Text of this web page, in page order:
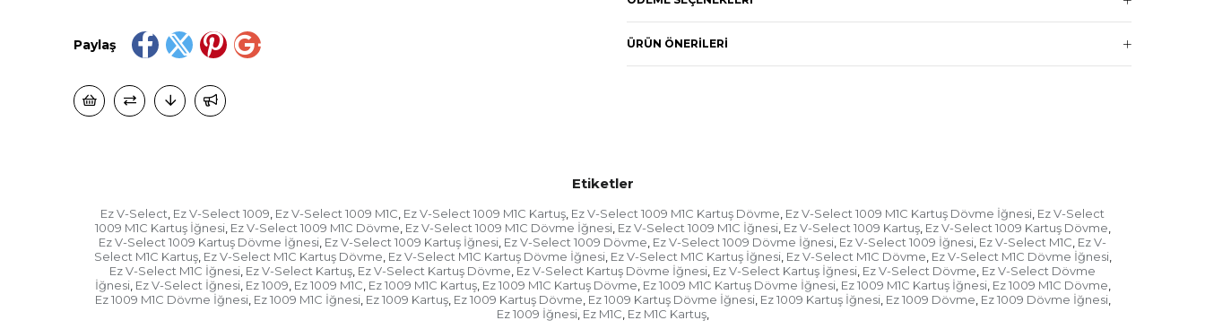
Paylaş
Her vuruşta ciltte pürüzsüz ve optimum doygunluk sunmak için zarın
gerginliğini dengeler.
V-select ile sofistike dövme keşfedin.
Mürekkep akışı evrimi
V sistemi ile potansiyel mürekkep sıçrama sorunu % 75% azaltıldı ve yeni (tüm
yuvarlak) kartuş kabuk tasarımı ekstra bir 20% mürekkep depolama
ÜRÜN ÖNERILERI
Etiketler
Ez V-Select, Ez V-Select 1009, Ez V-Select 1009 M1C, Ez V-Select 1009 M1C Kartuş, Ez V-Select 1009 M1C Kartuş Dövme, Ez V-Select 1009 M1C Kartuş Dövme İğnesi, Ez V-Select
1009 M1C Kartuş İğnesi, Ez V-Select 1009 M1C Dövme, Ez V-Select 1009 M1C Dövme İğnesi, Ez V-Select 1009 M1C İğnesi, Ez V-Select 1009 Kartuş, Ez V-Select 1009 Kartuş Dövme,
Ez V-Select 1009 Kartuş Dövme İğnesi, Ez V-Select 1009 Kartuş İğnesi, Ez V-Select 1009 Dövme, Ez V-Select 1009 Dövme İğnesi, Ez V-Select 1009 İğnesi, Ez V-Select M1C, Ez V-
Select M1C Kartuş, Ez V-Select M1C Kartuş Dövme, Ez V-Select M1C Kartuş Dövme İğnesi, Ez V-Select M1C Kartuş İğnesi, Ez V-Select M1C Dövme, Ez V-Select M1C Dövme İğnesi,
Ez V-Select M1C İğnesi, Ez V-Select Kartuş, Ez V-Select Kartuş Dövme, Ez V-Select Kartuş Dövme İğnesi, Ez V-Select Kartuş İğnesi, Ez V-Select Dövme, Ez V-Select Dövme
İğnesi, Ez V-Select İğnesi, Ez 1009, Ez 1009 M1C, Ez 1009 M1C Kartuş, Ez 1009 M1C Kartuş Dövme, Ez 1009 M1C Kartuş Dövme İğnesi, Ez 1009 M1C Kartuş İğnesi, Ez 1009 M1C Dövme,
Ez 1009 M1C Dövme İğnesi, Ez 1009 M1C İğnesi, Ez 1009 Kartuş, Ez 1009 Kartuş Dövme, Ez 1009 Kartuş Dövme İğnesi, Ez 1009 Kartuş İğnesi, Ez 1009 Dövme, Ez 1009 Dövme İğnesi,
Ez 1009 İğnesi, Ez M1C, Ez M1C Kartuş,